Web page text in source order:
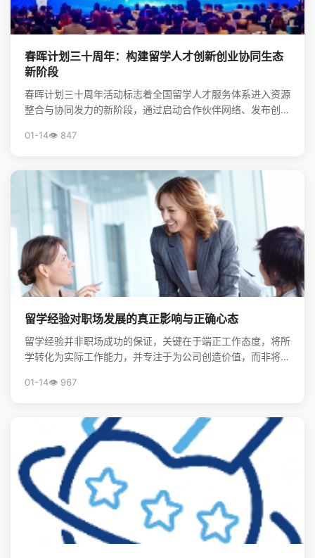
春晖计划三十周年：构建留学人才创新创业协同生态
新阶段
春晖计划三十周年活动标志着全国留学人才服务体系进入资源
整合与协同发力的新阶段，通过启动合作伙伴网络、发布创新
01-14👁️ 847
留学经验对职场发展的真正影响与正确心态
留学经验并非职场成功的保证，关键在于端正工作态度，将所
学转化为实际工作能力，并专注于为公司创造价值，而非将其
01-14👁️ 967